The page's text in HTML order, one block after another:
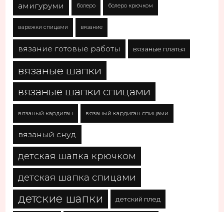
амигуруми болеро болеро крючком
варежки спицами вязание
вязание готовые работы вязаные платья
вязаные шапки
вязаные шапки спицами
вязаный кардиган вязаный кардиган спицами
вязаный снуд
детская шапка крючком
детская шапка спицами
детские шапки детский плед